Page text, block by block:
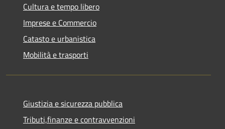
Cultura e tempo libero
Imprese e Commercio
Catasto e urbanistica
Mobilità e trasporti
Giustizia e sicurezza pubblica
Tributi,finanze e contravvenzioni